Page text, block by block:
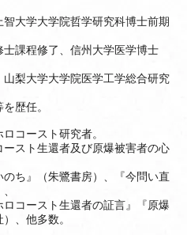
大学大学院哲学研究科博士前期
課程修了、信州大学医学博士
梨大学大学院医学工学総合研究
歴任。
コースト研究者。
スト生還者及び原爆被害者の心
ち』（朱鷺書房）、『今問い直
コースト生還者の証言』『原爆
、他多数。